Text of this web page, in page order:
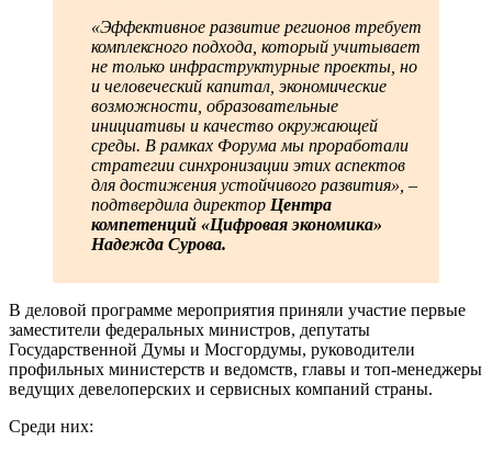
«Эффективное развитие регионов требует
комплексного подхода, который учитывает
не только инфраструктурные проекты, но
и человеческий капитал, экономические
возможности, образовательные
инициативы и качество окружающей
среды. В рамках Форума мы проработали
стратегии синхронизации этих аспектов
для достижения устойчивого развития», –
подтвердила директор Центра
компетенций «Цифровая экономика»
Надежда Сурова.
В деловой программе мероприятия приняли участие первые
заместители федеральных министров, депутаты
Государственной Думы и Мосгордумы, руководители
профильных министерств и ведомств, главы и топ-менеджеры
ведущих девелоперских и сервисных компаний страны.
Среди них: